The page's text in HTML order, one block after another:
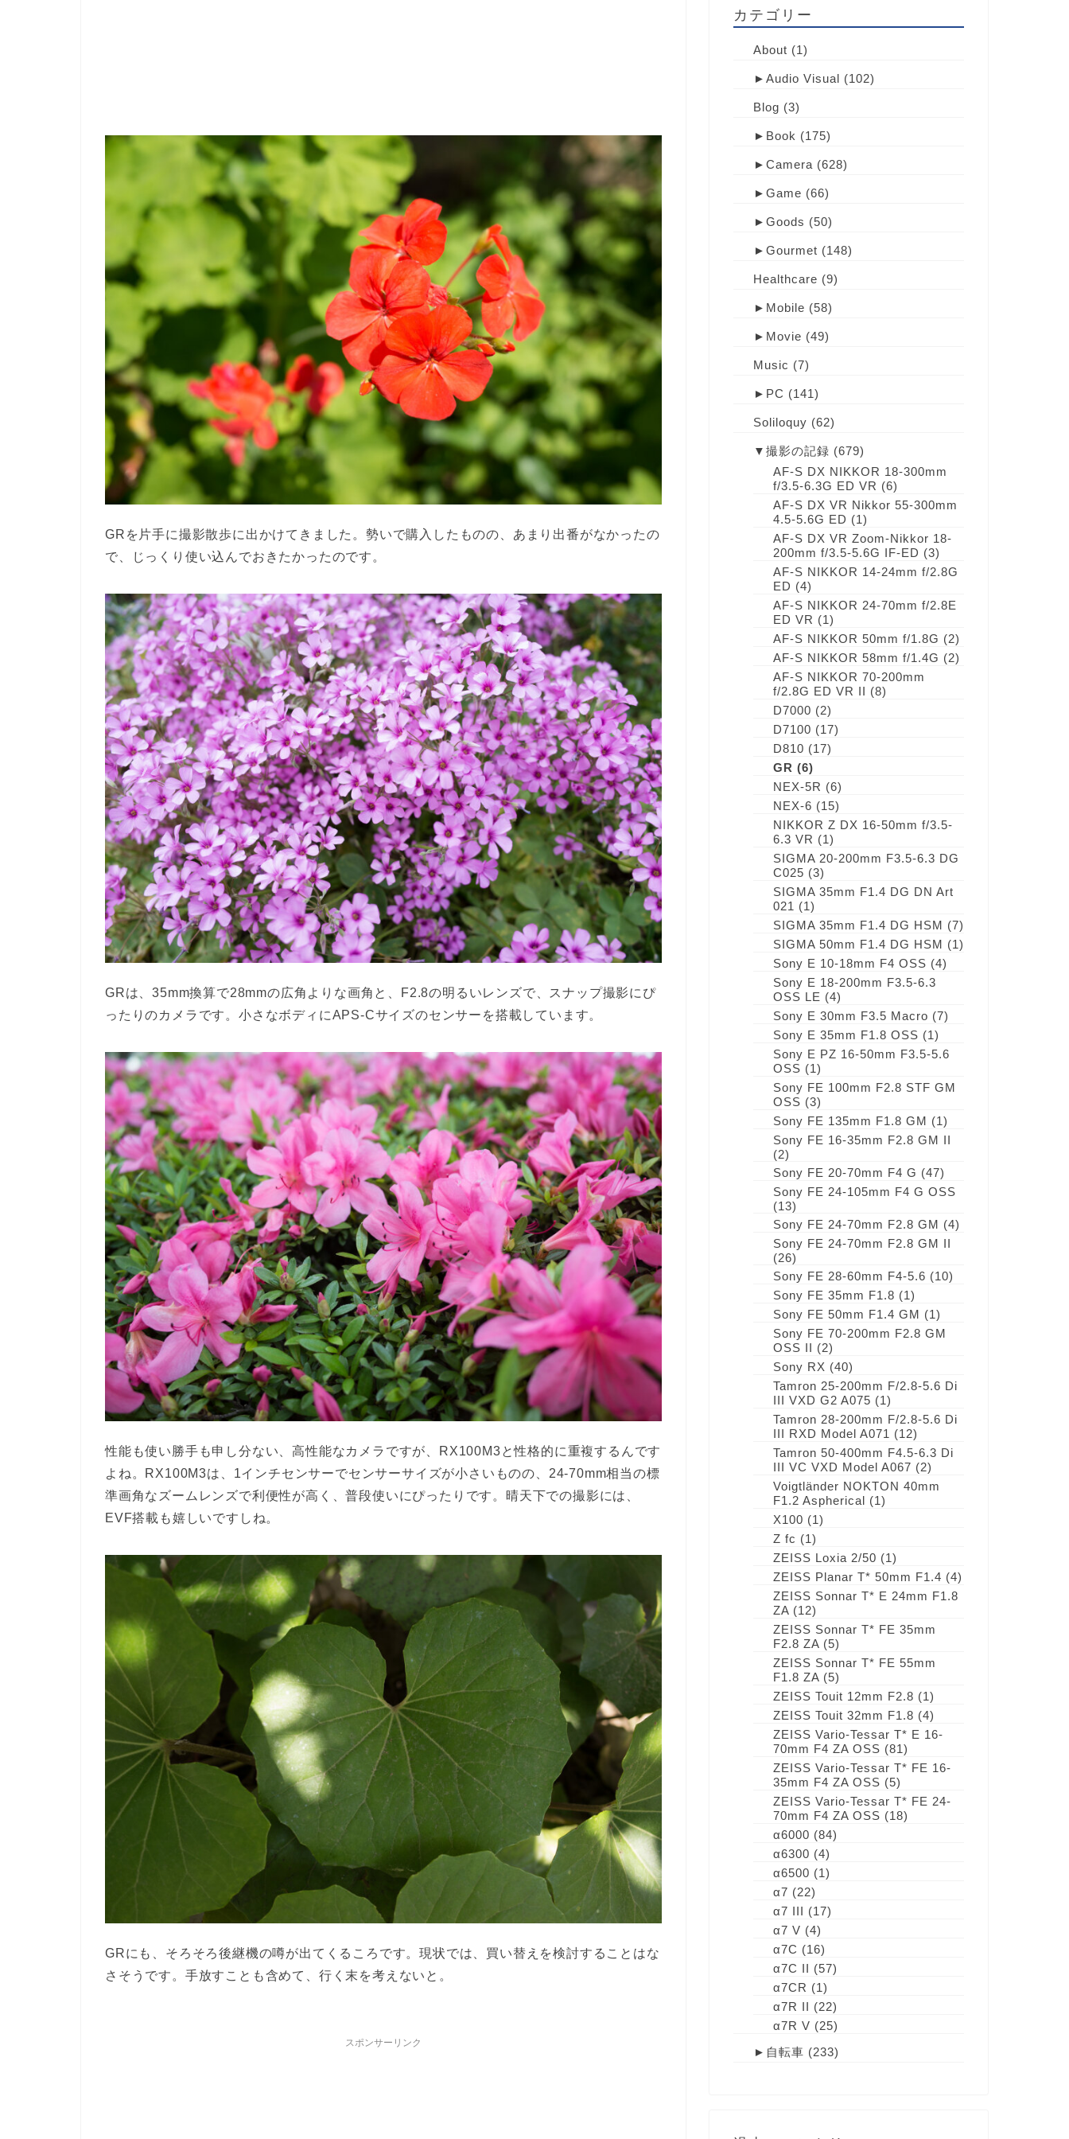
GRを片手に撮影散歩に出かけてきました。勢いで購入したものの、あまり出番がなかったの
で、じっくり使い込んでおきたかったのです。
GRは、35mm換算で28mmの広角よりな画角と、F2.8の明るいレンズで、スナップ撮影にぴ
ったりのカメラです。小さなボディにAPS-Cサイズのセンサーを搭載しています。
性能も使い勝手も申し分ない、高性能なカメラですが、RX100M3と性格的に重複するんです
よね。RX100M3は、1インチセンサーでセンサーサイズが小さいものの、24-70mm相当の標
準画角なズームレンズで利便性が高く、普段使いにぴったりです。晴天下での撮影には、
EVF搭載も嬉しいですしね。
GRにも、そろそろ後継機の噂が出てくるころです。現状では、買い替えを検討することはな
さそうです。手放すことも含めて、行く末を考えないと。
スポンサーリンク
カテゴリー
About (1)
► Audio Visual (102)
Blog (3)
► Book (175)
► Camera (628)
► Game (66)
► Goods (50)
► Gourmet (148)
Healthcare (9)
► Mobile (58)
► Movie (49)
Music (7)
► PC (141)
Soliloquy (62)
▼ 撮影の記録 (679)
AF-S DX NIKKOR 18-300mm
f/3.5-6.3G ED VR (6)
AF-S DX VR Nikkor 55-300mm
4.5-5.6G ED (1)
AF-S DX VR Zoom-Nikkor 18-
200mm f/3.5-5.6G IF-ED (3)
AF-S NIKKOR 14-24mm f/2.8G
ED (4)
AF-S NIKKOR 24-70mm f/2.8E
ED VR (1)
AF-S NIKKOR 50mm f/1.8G (2)
AF-S NIKKOR 58mm f/1.4G (2)
AF-S NIKKOR 70-200mm
f/2.8G ED VR II (8)
D7000 (2)
D7100 (17)
D810 (17)
GR (6)
NEX-5R (6)
NEX-6 (15)
NIKKOR Z DX 16-50mm f/3.5-
6.3 VR (1)
SIGMA 20-200mm F3.5-6.3 DG
C025 (3)
SIGMA 35mm F1.4 DG DN Art
021 (1)
SIGMA 35mm F1.4 DG HSM (7)
SIGMA 50mm F1.4 DG HSM (1)
Sony E 10-18mm F4 OSS (4)
Sony E 18-200mm F3.5-6.3
OSS LE (4)
Sony E 30mm F3.5 Macro (7)
Sony E 35mm F1.8 OSS (1)
Sony E PZ 16-50mm F3.5-5.6
OSS (1)
Sony FE 100mm F2.8 STF GM
OSS (3)
Sony FE 135mm F1.8 GM (1)
Sony FE 16-35mm F2.8 GM II
(2)
Sony FE 20-70mm F4 G (47)
Sony FE 24-105mm F4 G OSS
(13)
Sony FE 24-70mm F2.8 GM (4)
Sony FE 24-70mm F2.8 GM II
(26)
Sony FE 28-60mm F4-5.6 (10)
Sony FE 35mm F1.8 (1)
Sony FE 50mm F1.4 GM (1)
Sony FE 70-200mm F2.8 GM
OSS II (2)
Sony RX (40)
Tamron 25-200mm F/2.8-5.6 Di
III VXD G2 A075 (1)
Tamron 28-200mm F/2.8-5.6 Di
III RXD Model A071 (12)
Tamron 50-400mm F4.5-6.3 Di
III VC VXD Model A067 (2)
Voigtländer NOKTON 40mm
F1.2 Aspherical (1)
X100 (1)
Z fc (1)
ZEISS Loxia 2/50 (1)
ZEISS Planar T* 50mm F1.4 (4)
ZEISS Sonnar T* E 24mm F1.8
ZA(12)
ZEISS Sonnar T* FE 35mm
F2.8 ZA(5)
ZEISS Sonnar T* FE 55mm
F1.8 ZA(5)
ZEISS Touit 12mm F2.8 (1)
ZEISS Touit 32mm F1.8 (4)
ZEISS Vario-Tessar T* E 16-
70mm F4 ZA OSS (81)
ZEISS Vario-Tessar T* FE 16-
35mm F4 ZA OSS (5)
ZEISS Vario-Tessar T* FE 24-
70mm F4 ZA OSS (18)
α6000 (84)
α6300 (4)
α6500 (1)
α7 (22)
α7 III (17)
α7 V (4)
α7C (16)
α7C II (57)
α7CR (1)
α7R II (22)
α7R V (25)
► 自転車 (233)